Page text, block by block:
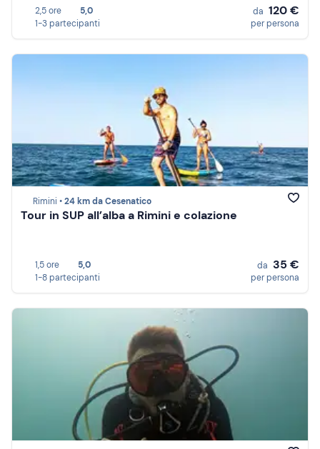
2,5 ore
5,0
1-3 partecipanti
da 120 €
per persona
Rimini •24 km da Cesenatico
Tour in SUP all’alba a Rimini e colazione
1,5 ore
5,0
1-8 partecipanti
da 35 €
per persona